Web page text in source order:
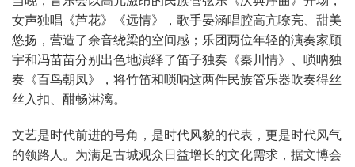
女声独唱《芦花》《远情》，歌手晏涵唱腔高亢嘹亮、甜美
悠扬，营造了余音绕梁的空间感；乐团两位年轻的演奏家顾
宇和冯苗苗分别出色地演绎了笛子独奏《秦川情》、唢呐独
奏《百鸟朝凤》，将竹笛和唢呐这两件民族管乐器吹奏得丝
丝入扣、酣畅淋漓。
文艺是时代前进的号角，是时代风貌的代表，更是时代风气
的领路人。为满足古城观众日益增长的文化需求，据文博会